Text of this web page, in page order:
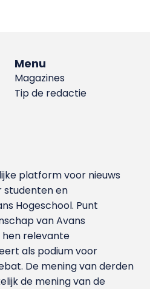
Menu
Magazines
Tip de redactie
platform voor nieuws
studenten en
Hoge­school. Punt
van Avans
hen relevante
als podium voor
De mening van derden
de mening van de